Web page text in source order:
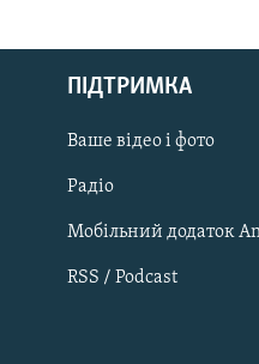
Русский
Qırımtatar
ДОЛУЧАЙСЯ!
ПІДТРИМКА
Ваше відео і фото
Радіо
Мобільний додаток
RSS / Podcast